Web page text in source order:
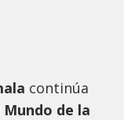
continúa
Mundo de la